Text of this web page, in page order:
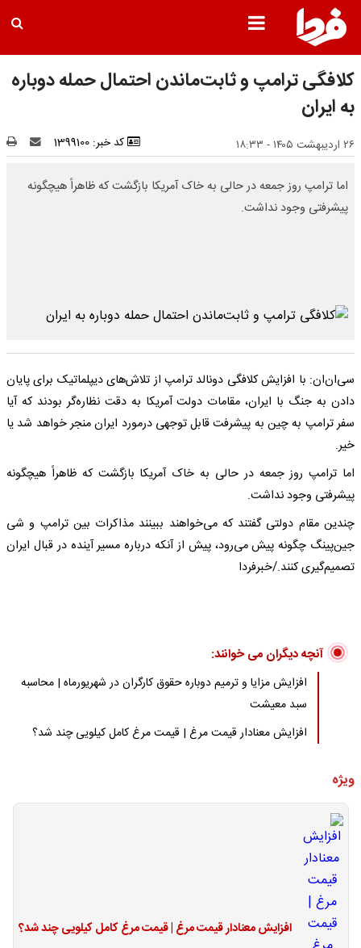
کلافگی ترامپ و ثابت‌ماندن احتمال حمله دوباره
به ایران
۲۶ اردیبهشت ۱۴۰۵ - ۱۸:۳۳ کد خبر: 1399100
اما ترامپ روز جمعه در حالی به خاک آمریکا بازگشت که ظاهراً هیچگونه
پیشرفتی وجود نداشت.
سی‌ان‌ان: با افزایش کلافگی دونالد ترامپ از تلاش‌های دیپلماتیک برای پایان
دادن به جنگ با ایران، مقامات دولت آمریکا به دقت نظاره‌گر بودند که آیا
سفر ترامپ به چین به پیشرفت قابل توجهی درمورد ایران منجر خواهد شد یا
خیر.
اما ترامپ روز جمعه در حالی به خاک آمریکا بازگشت که ظاهراً هیچگونه
پیشرفتی وجود نداشت.
چندین مقام دولتی گفتند که می‌خواهند ببینند مذاکرات بین ترامپ و شی
جین‌پینگ چگونه پیش می‌رود، پیش از آنکه درباره مسیر آینده در قبال ایران
تصمیم‌گیری کنند./خبرفردا
آنچه دیگران می خوانند:
افزایش مزایا و ترمیم دوباره حقوق کارگران در شهریورماه | محاسبه
سبد معیشت
افزایش معنادار قیمت مرغ | قیمت مرغ کامل کیلویی چند شد؟
ویژه
افزایش معنادار قیمت مرغ | قیمت مرغ کامل کیلویی چند شد؟